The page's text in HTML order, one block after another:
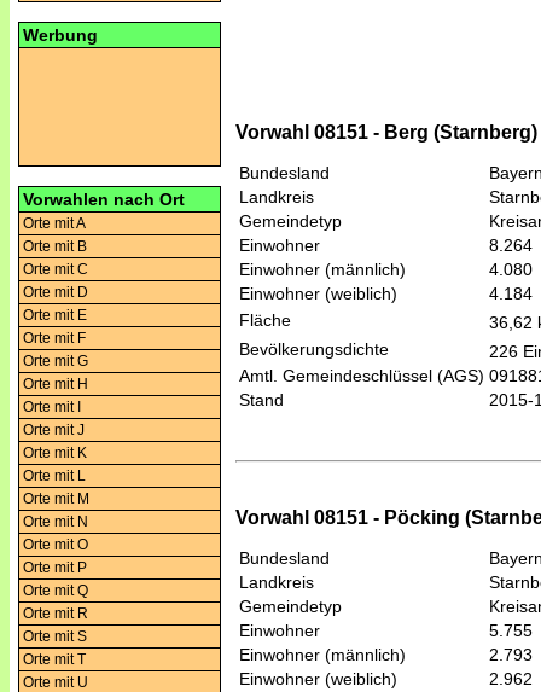
Werbung
Vorwahlen nach Ort
Orte mit A
Orte mit B
Orte mit C
Orte mit D
Orte mit E
Orte mit F
Orte mit G
Orte mit H
Orte mit I
Orte mit J
Orte mit K
Orte mit L
Orte mit M
Orte mit N
Orte mit O
Orte mit P
Orte mit Q
Orte mit R
Orte mit S
Orte mit T
Orte mit U
Vorwahl 08151 - Berg (Starnberg)
Bundesland
Landkreis
Gemeindetyp
Einwohner
8.264
Einwohner (männlich)
4.080
Einwohner (weiblich)
4.184
Fläche
36,62
Bevölkerungsdichte
226
Amtl. Gemeindeschlüssel (AGS)
Stand
2015-
Vorwahl 08151 - Pöcking
Bundesland
Landkreis
Gemeindetyp
Einwohner
5.755
Einwohner (männlich)
2.793
Einwohner (weiblich)
2.962